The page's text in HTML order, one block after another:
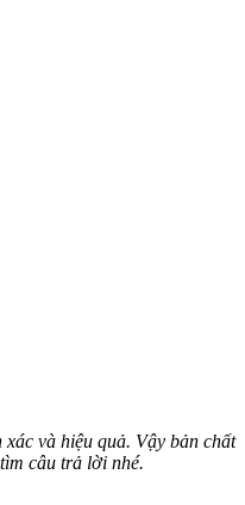
và hiệu quả. Vậy bản chất
câu trả lời nhé.